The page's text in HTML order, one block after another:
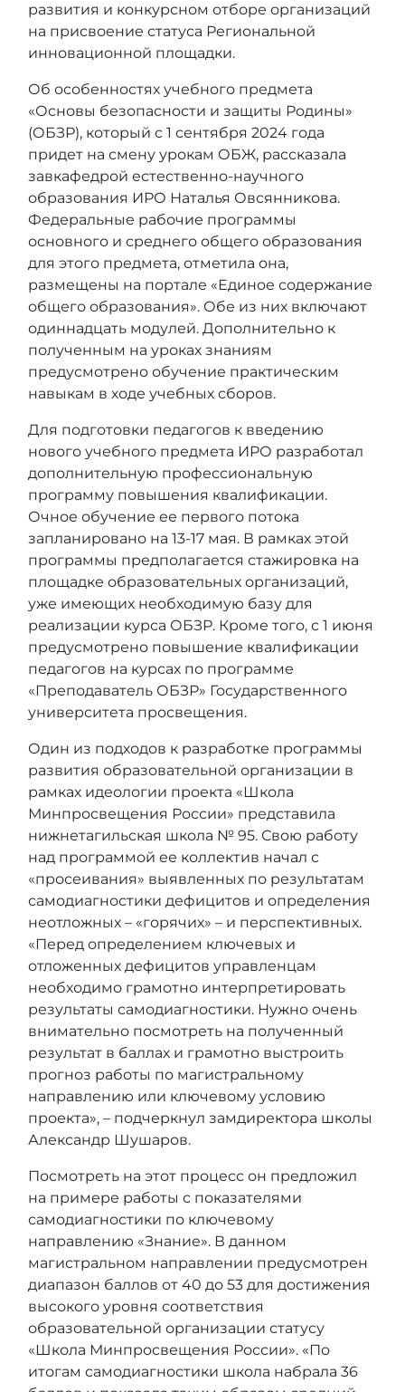
развития и конкурсном отборе организаций
на присвоение статуса Региональной
инновационной площадки.
Об особенностях учебного предмета
«Основы безопасности и защиты Родины»
(ОБЗР), который с 1 сентября 2024 года
придет на смену урокам ОБЖ, рассказала
завкафедрой естественно-научного
образования ИРО Наталья Овсянникова.
Федеральные рабочие программы
основного и среднего общего образования
для этого предмета, отметила она,
размещены на портале «Единое содержание
общего образования». Обе из них включают
одиннадцать модулей. Дополнительно к
полученным на уроках знаниям
предусмотрено обучение практическим
навыкам в ходе учебных сборов.
Для подготовки педагогов к введению
нового учебного предмета ИРО разработал
дополнительную профессиональную
программу повышения квалификации.
Очное обучение ее первого потока
запланировано на 13-17 мая. В рамках этой
программы предполагается стажировка на
площадке образовательных организаций,
уже имеющих необходимую базу для
реализации курса ОБЗР. Кроме того, с 1 июня
предусмотрено повышение квалификации
педагогов на курсах по программе
«Преподаватель ОБЗР» Государственного
университета просвещения.
Один из подходов к разработке программы
развития образовательной организации в
рамках идеологии проекта «Школа
Минпросвещения России» представила
нижнетагильская школа № 95. Свою работу
над программой ее коллектив начал с
«просеивания» выявленных по результатам
самодиагностики дефицитов и определения
неотложных – «горячих» – и перспективных.
«Перед определением ключевых и
отложенных дефицитов управленцам
необходимо грамотно интерпретировать
результаты самодиагностики. Нужно очень
внимательно посмотреть на полученный
результат в баллах и грамотно выстроить
прогноз работы по магистральному
направлению или ключевому условию
проекта», – подчеркнул замдиректора школы
Александр Шушаров.
Посмотреть на этот процесс он предложил
на примере работы с показателями
самодиагностики по ключевому
направлению «Знание». В данном
магистральном направлении предусмотрен
диапазон баллов от 40 до 53 для достижения
высокого уровня соответствия
образовательной организации статусу
«Школа Минпросвещения России». «По
итогам самодиагностики школа набрала 36